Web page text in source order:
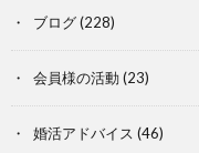
ブログ(228)
会員様の活動(23)
婚活アドバイス (46)